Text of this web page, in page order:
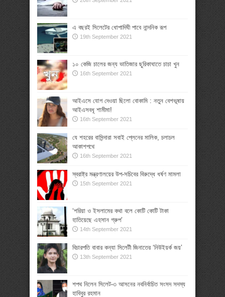
এ বছরই সিলেটের ধোপাদিঘী পাবে নান্দনিক রূপ
19th September 2021
১০ কেজি চালের জন্য ভাতিজার ছুরিকাঘাতে চাচা খুন
16th September 2021
আইএসে যোগ দেওয়া ছিলো বোকামি : নতুন বেশভূষায়
আইএসবধূ শামীমা!
16th September 2021
যে শহরের বাসিন্দারা সবাই প্লেনের মালিক, চলাচল
আকাশপথে
16th September 2021
স্বরাষ্ট্র মন্ত্রণালয়ের উপ-সচিবের বিরুদ্ধে ধর্ষণ মামলা
15th September 2021
‘শরিয়া ও ইসলামের কথা বলে কোটি কোটি টাকা
হাতিয়েছে এহসান গ্রুপ’
14th September 2021
বিচারপতি বাবার কন্যা সিলেটী জিনাতের ‘নিউইয়র্ক জয়’
13th September 2021
শপথ নিলেন সিলেট-৩ আসনের নবনির্বাচিত সংসদ সদস্য
হাবিবুর রহমান